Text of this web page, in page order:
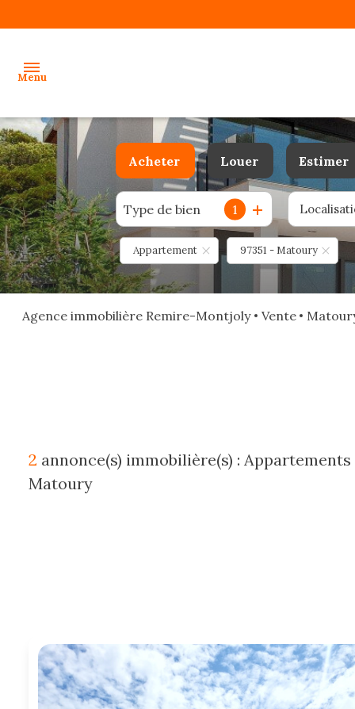
Menu
accueil
ventes
locations
gestion
programmes
neufs
contact
Acheter
De l'ancien
Du neuf
De l'immo pro
Louer
à l'année
De l'immo pro
Estimer
Type de bien 1
Appartement 97351 - Matoury
Agence immobilière Remire-Montjoly Vente
2 annonce(s) immobilière(s) :
Matoury